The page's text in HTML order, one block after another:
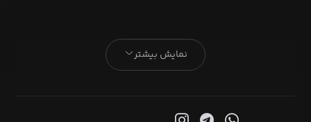
نمایش بیشتر